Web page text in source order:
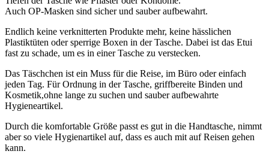
Auch OP-Masken sind sicher und sauber aufbewahrt.
Endlich keine verknitterten Produkte mehr, keine hässlichen
Plastiktüten oder sperrige Boxen in der Tasche. Dabei ist das Etui
fast zu schade, um es in einer Tasche zu verstecken.
Das Täschchen ist ein Muss für die Reise, im Büro oder einfach
jeden Tag. Für Ordnung in der Tasche, griffbereite Binden und
Kosmetik,ohne lange zu suchen und sauber aufbewahrte
Hygieneartikel.
Durch die komfortable Größe passt es gut in die Handtasche, nimmt
aber so viele Hygienartikel auf, dass es auch mit auf Reisen gehen
kann.